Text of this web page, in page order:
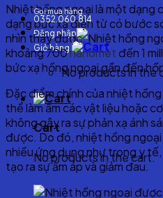
Gọi mua hàng
0352.060.814
Đăng nhập
Giỏ hàng
No products in the
Cart
No products in the cart.
Nhiệt hồng ngoại là một dạng
dạng bức xạ điện từ có bước
nhìn thấy được. Nhiệt hồng
khoảng 700nanomet đến 1
bức xạ hồng ngoại gần đến
Đặc điểm chính của nhiệt
thể làm ấm các vật liệu hoặc
không gây ra sự phản xạ ánh
được. Do đó, nhiệt hồng
nhiều ứng dụng như trong y
tạo ra sự ấm áp và giảm đau.